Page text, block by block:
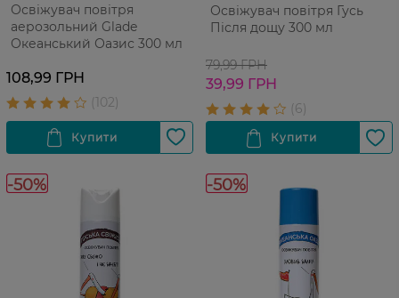
Освіжувач повітря
аерозольний Glade
Океанський Оазис 300 мл
108,99 ГРН
Освіжувач повітря Гусь
Після дощу 300 мл
79,99 ГРН
39,99 ГРН
-50% -50%